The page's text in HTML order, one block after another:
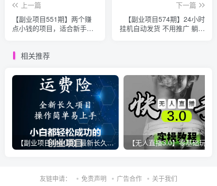
上一篇
【副业项目551期】两个赚
点小钱的项目，适合新手一
下一篇
【副业项目574期】24小时
挂机自动发货 不用推广 躺赚
相关推荐
【副业项目4441期】最新长久稳定暴利项目，运费险全新玩法，日赚1000（包含详细教程，全程指导）
友链申请： 免责声明 广告合作 关于我们